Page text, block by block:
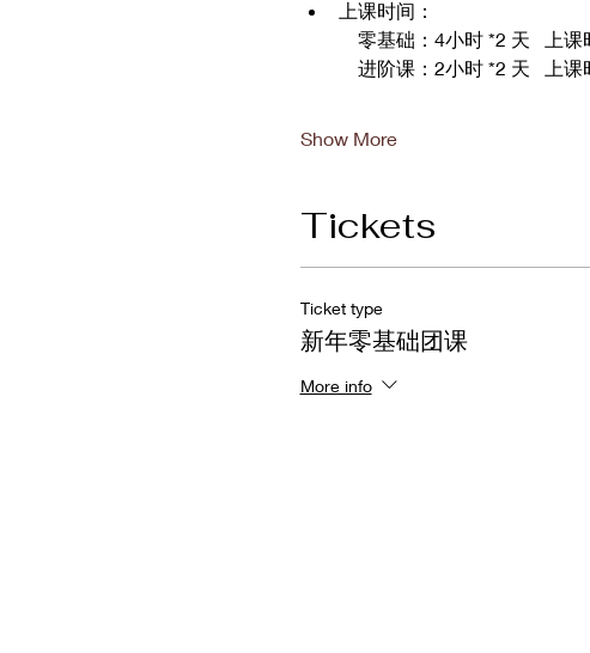
上课时间：
零基础：4小时 *2 天
进阶课：2小时 *2 天   上
Show More
Tickets
Ticket type
新年零基础团课
More info